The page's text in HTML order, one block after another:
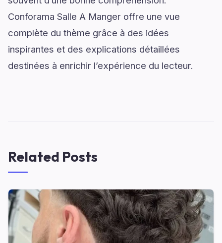
Conforama Salle A Manger offre une vue
complète du thème grâce à des idées
inspirantes et des explications détaillées
destinées à enrichir l’expérience du lecteur.
Related Posts